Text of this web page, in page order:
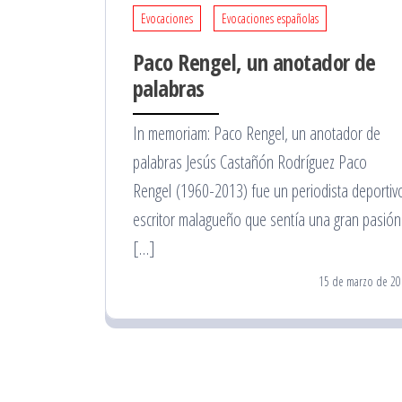
Evocaciones Evocaciones españolas
Paco Rengel, un anotador de
palabras
In memoriam: Paco Rengel, un anotador de
palabras Jesús Castañón Rodríguez Paco
Rengel (1960-2013) fue un periodista
escritor malagueño que sentía una gran pasión
[…]
15 de marzo de